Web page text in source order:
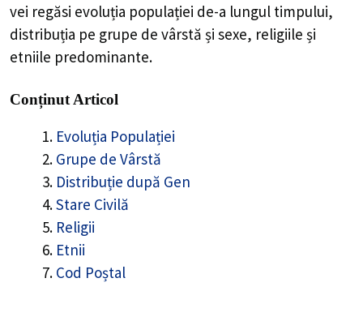
vei regăsi evoluția populației de-a lungul timpului,
distribuția pe grupe de vârstă și sexe, religiile și
etniile predominante.
Conținut Articol
Evoluția Populației
Grupe de Vârstă
Distribuție după Gen
Stare Civilă
Religii
Etnii
Cod Poștal